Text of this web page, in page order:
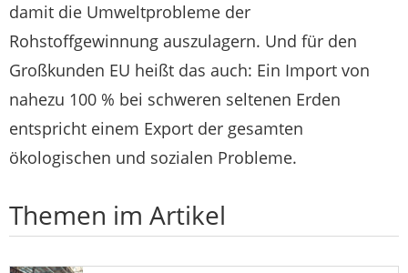
damit die Umweltprobleme der
Rohstoffgewinnung auszulagern. Und für den
Großkunden EU heißt das auch: Ein Import von
nahezu 100 % bei schweren seltenen Erden
entspricht einem Export der gesamten
ökologischen und sozialen Probleme.
Themen im Artikel